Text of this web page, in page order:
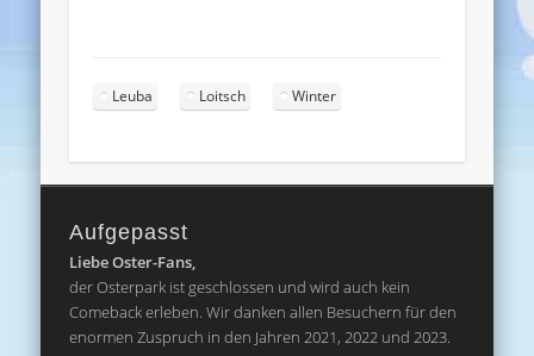
Leuba Loitsch Winter
Aufgepasst
Liebe Oster-Fans,
der Osterpark ist geschlossen und wird auch kein
Comeback erleben. Wir danken allen Besuchern für den
enormen Zuspruch in den Jahren 2021, 2022 und 2023.